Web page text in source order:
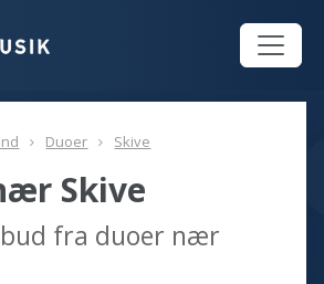
Duoer Skive
Skive
fra duoer nær